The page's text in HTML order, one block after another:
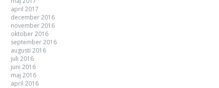
april 2017
december 2016
november 2016
oktober 2016
september 2016
augusti 2016
juli 2016
juni 2016
maj 2016
april 2016